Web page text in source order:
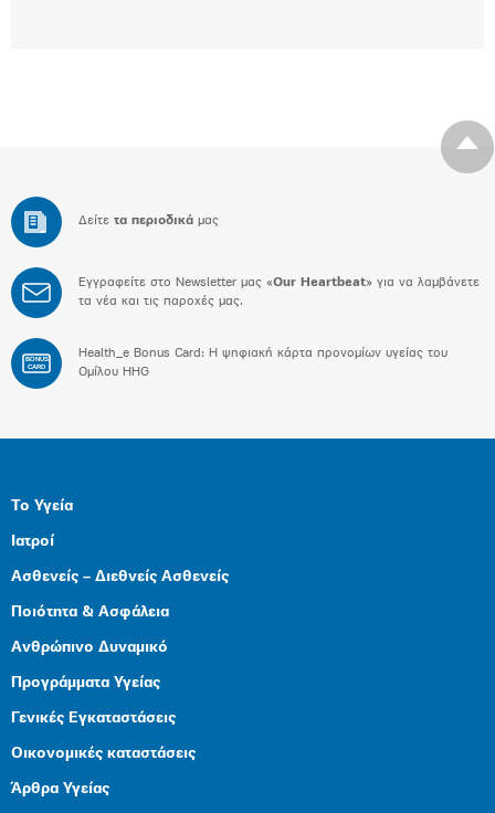
Δείτε τα περιοδικά μας
Εγγραφείτε στο Newsletter μας «Our Heartbeat» για να λαμβάνετε
τα νέα και τις παροχές μας.
BONUS
CARD
Health_e Bonus Card: H ψηφιακή κάρτα προνομίων υγείας του
Ομίλου HHG
Το Υγεία
Ιατροί
Ασθενείς – Διεθνείς Ασθενείς
Ποιότητα & Ασφάλεια
Ανθρώπινο Δυναμικό
Προγράμματα Υγείας
Γενικές Εγκαταστάσεις
Οικονομικές καταστάσεις
Άρθρα Υγείας